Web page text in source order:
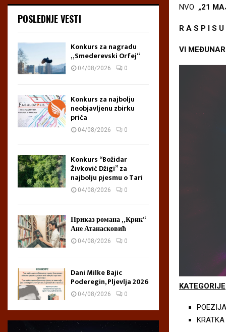
NVO „21
R A S P I S U
VI
KATEGORIJE:
POEZIJA
POSLEDNJE VESTI
Konkurs za nagradu
„Smederevski Orfej“
04/08/2026 0
Konkurs za najbolju
neobjavljenu zbirku
priča
04/08/2026 0
Konkurs “Božidar
Živković Džigi” za
najbolju pjesmu o Tari
04/08/2026 0
Приказ романа „Крик“
Ане Атанасковић
04/08/2026 0
Dani Milke Bajic
Poderegin, Pljevlja 2026
04/08/2026 0